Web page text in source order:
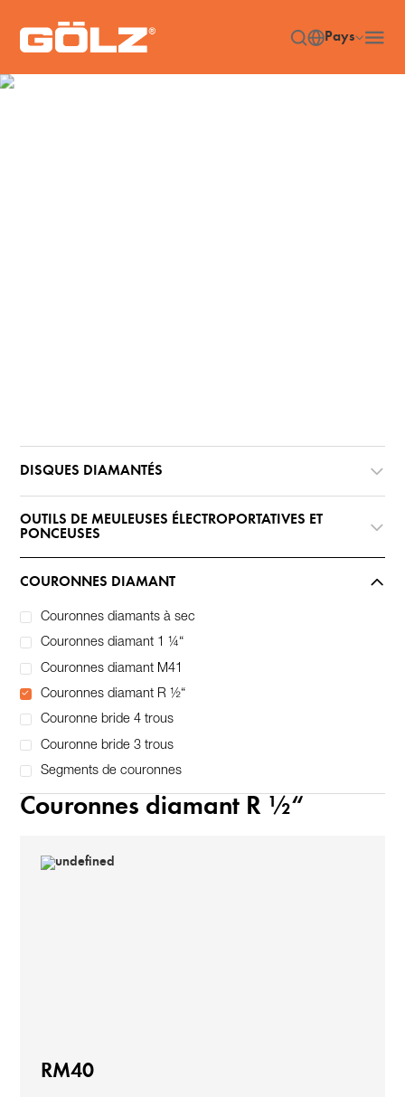
Pays
DISQUES DIAMANTÉS
OUTILS DE MEULEUSES ÉLECTROPORTATIVES ET
PONCEUSES
COURONNES DIAMANT
Couronnes diamants à sec
Couronnes diamant 1 ¼“
Couronnes diamant M41
Couronnes diamant R ½“
Couronne bride 4 trous
Couronne bride 3 trous
Segments de couronnes
Couronnes diamant R ½“
RM40